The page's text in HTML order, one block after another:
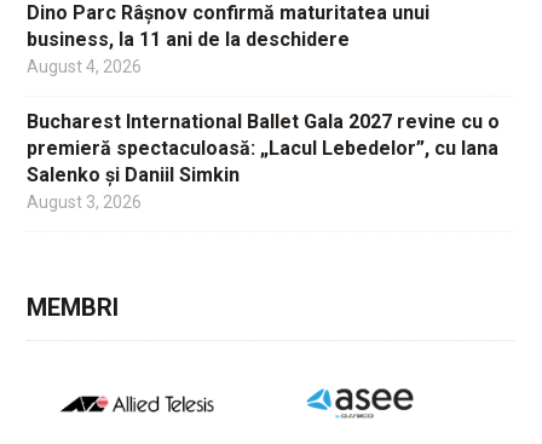
Dino Parc Râșnov confirmă maturitatea unui
business, la 11 ani de la deschidere
August 4, 2026
Bucharest International Ballet Gala 2027 revine cu o
premieră spectaculoasă: „Lacul Lebedelor”, cu Iana
Salenko și Daniil Simkin
August 3, 2026
MEMBRI